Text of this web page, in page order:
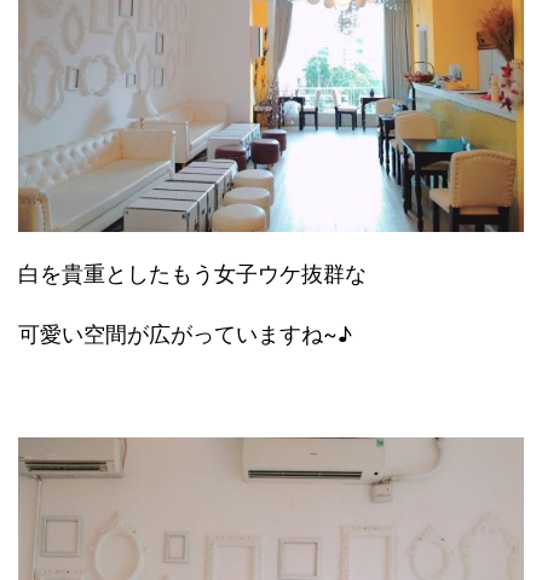
白を貴重としたもう女子ウケ抜群な
可愛い空間が広がっていますね~♪